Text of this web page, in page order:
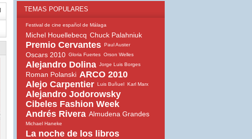
TEMAS POPULARES
Festival de cine español de Málaga
Michel Houellebecq Chuck Palahniuk
Premio Cervantes Paul Auster
Oscars 2010 Gloria Fuertes Orson Welles
Alejandro Dolina Jorge Luis Borges
Roman Polanski ARCO 2010
Alejo Carpentier Luis Buñuel Karl Marx
Alejandro Jodorowsky
Cibeles Fashion Week
Andrés Rivera Almudena Grandes
Michael Haneke
La noche de los libros